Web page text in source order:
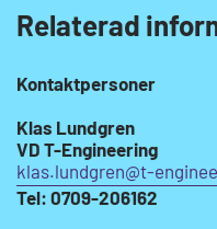
Relaterad
Kontaktpersoner
Klas Lundgren
VD T-Engineering
klas.lundgren@t-
Tel: 0709-206162